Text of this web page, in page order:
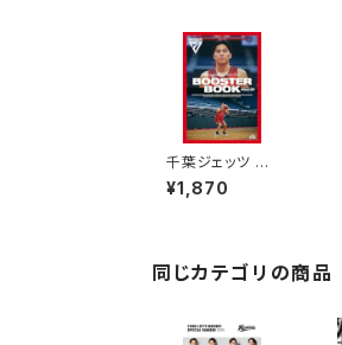
千葉ジェッツ 公
式ブースターブ
ック 2023-24
¥1,870
同じカテゴリの商品